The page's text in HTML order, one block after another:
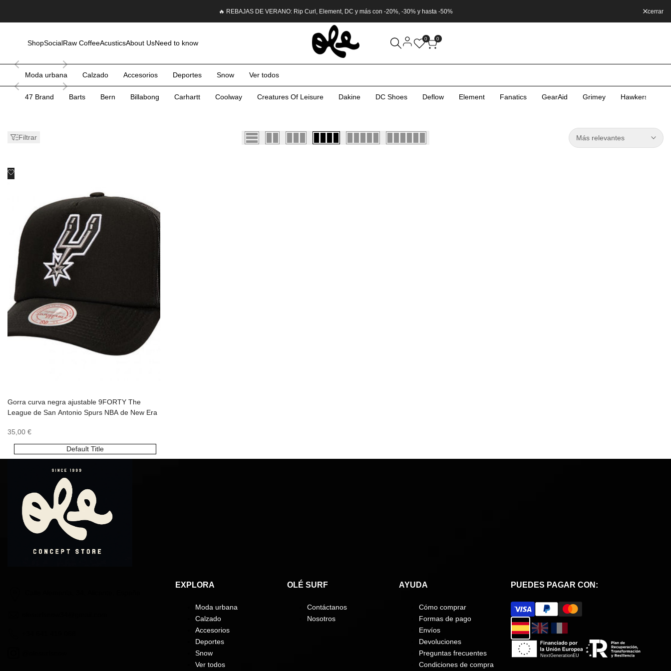
🔥 REBAJAS DE VERANO: Rip Curl, Element, DC y más con -20%, -30% y hasta -50% cerrar
ShopSocialRaw CoffeeAcusticsAbout UsNeed to know
0 0
Moda urbana Calzado Accesorios Deportes Snow Ver todos
47 Brand Barts Bern Billabong Carhartt Coolway Creatures Of Leisure Dakine DC Shoes Deflow Element Fanatics GearAid Grimey Hawkers
Filtrar Más relevantes
Añadir
Gorra curva negra ajustable 9FORTY The
League de San Antonio Spurs NBA de New Era
Precio
oferta
35,00 €
Default Title
EXPLORA
Moda urbana
Calzado
Accesorios
Deportes
Snow
Ver todos
OLÉ SURF
Contáctanos
Nosotros
AYUDA
Cómo comprar
Formas de pago
Envíos
Devoluciones
Preguntas frecuentes
Condiciones de compra
PUEDES PAGAR CON: